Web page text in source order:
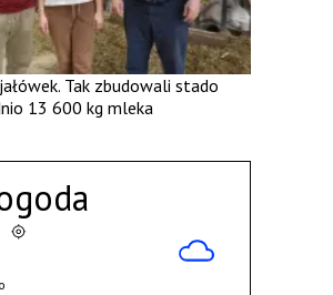
Tak zbudowali stado
13 600 kg mleka